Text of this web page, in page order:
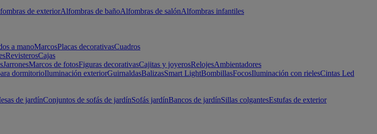
de exteriorAlfombras de bañoAlfombras de salónAlfombras infantiles
a manoMarcosPlacas decorativasCuadros
RevisterosCajas
JarronesMarcos de fotosFiguras decorativasCajitas y joyerosRelojesAmbientadores
dormitorioIluminación exteriorGuirnaldasBalizasSmart LightBombillasFocosIluminación con rielesCintas Led
de jardínConjuntos de sofás de jardínSofás jardínBancos de jardínSillas colgantesEstufas de exterior